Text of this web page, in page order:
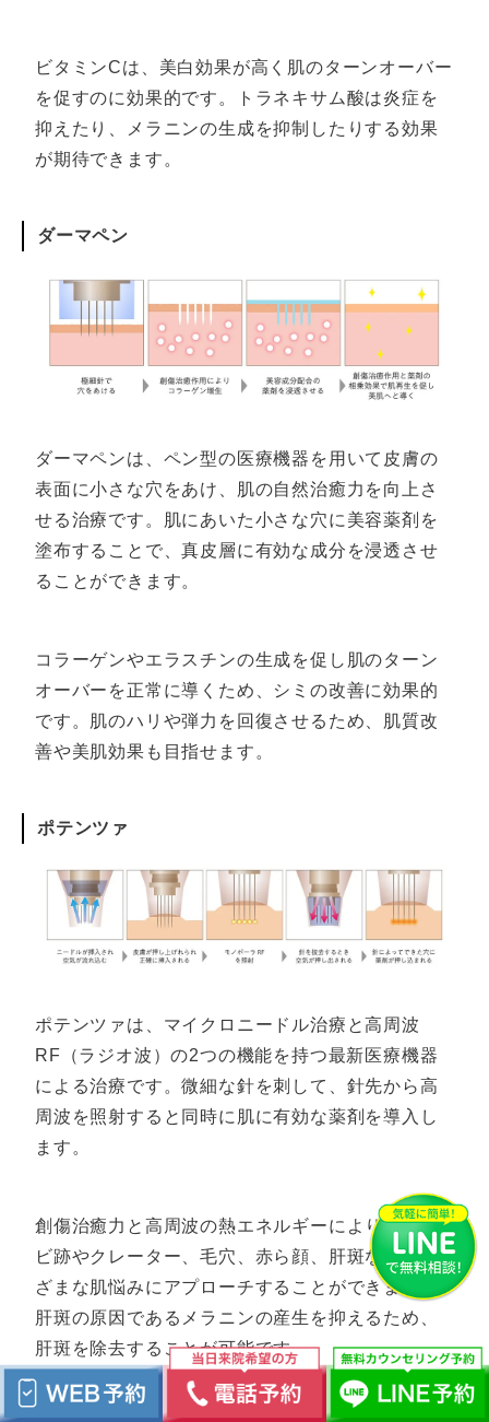
ビタミンCは、美白効果が高く肌のターンオーバー
を促すのに効果的です。トラネキサム酸は炎症を
抑えたり、メラニンの生成を抑制したりする効果
が期待できます。
ダーマペン
ダーマペンは、ペン型の医療機器を用いて皮膚の
表面に小さな穴をあけ、肌の自然治癒力を向上さ
せる治療です。肌にあいた小さな穴に美容薬剤を
塗布することで、真皮層に有効な成分を浸透させ
ることができます。
コラーゲンやエラスチンの生成を促し肌のターン
オーバーを正常に導くため、シミの改善に効果的
です。肌のハリや弾力を回復させるため、肌質改
善や美肌効果も目指せます。
ポテンツァ
ポテンツァは、マイクロニードル治療と高周波
RF（ラジオ波）の2つの機能を持つ最新医療機器
による治療です。微細な針を刺して、針先から高
周波を照射すると同時に肌に有効な薬剤を導入し
ます。
創傷治癒力と高周波の熱エネルギーにより、ニキ
ビ跡やクレーター、毛穴、赤ら顔、肝斑などさま
ざまな肌悩みにアプローチすることができます。
肝斑の原因であるメラニンの産生を抑えるため、
肝斑を除去することが可能です。